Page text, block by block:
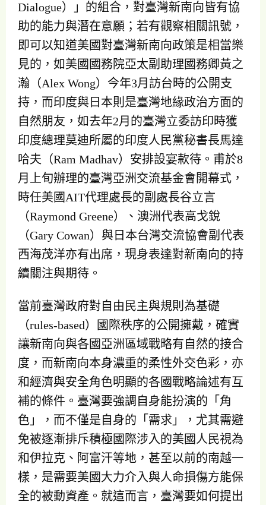
Dialogue）」的組合，對臺灣新南向皆有協
助的能力與潛在意願；若有觀察相關訊號，
即可以知道美國對臺灣新南向政策是相當樂
見的，如美國國務院亞太副助理國務卿黃之
瀚（Alex Wong）今年3月訪台時的公開支
持，而印度與日本則是臺灣地緣政治方面的
自然朋友，如去年2月的臺灣立委訪印時獲
印度總理莫迪所屬的印度人民黨秘書長馬達
哈夫（Ram Madhav）安排設宴款待。甫於8
月上旬辦理的臺灣亞洲交流基金會開幕式，
時任美國AIT代理處長的副處長谷立言
（Raymond Greene）、澳洲代表高戈銳
（Gary Cowan）與日本台灣交流協會副代表
西海茂洋亦有出席，現身表達對新南向的持
續關注與期待。
當前臺灣政府對自由民主與規則為基礎
（rules-based）國際秩序的公開擁戴，確實
讓新南向與各國亞洲區域戰略有自然的接合
度，而新南向本身濃重的柔性外交色彩，亦
和經濟與安全角色明顯的各國戰略論述有互
補的條件。臺灣要強調自身能扮演的「角
色」，而不僅是自身的「需求」，尤其需避
免被逐漸排斥積極國際涉入的美國人民視為
和伊拉克、阿富汗等地，甚至以前的南越一
樣，是需要美國大力介入與人命損傷方能保
全的被動資產。就這而言，臺灣要如何提出